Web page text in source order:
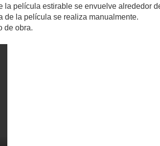
la película estirable se envuelve alrededor
de la película se realiza manualmente.
de obra.